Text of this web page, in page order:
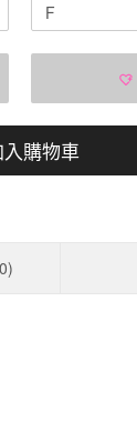
F
入購物車
0)